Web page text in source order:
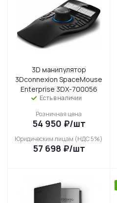
3D манипулятор
3Dconnexion SpaceMouse
Enterprise 3DX-700056
Есть в наличии
Розничная цена
54 950 ₽/шт
Юридическим лицам (НДС 5%)
57 698 ₽/шт